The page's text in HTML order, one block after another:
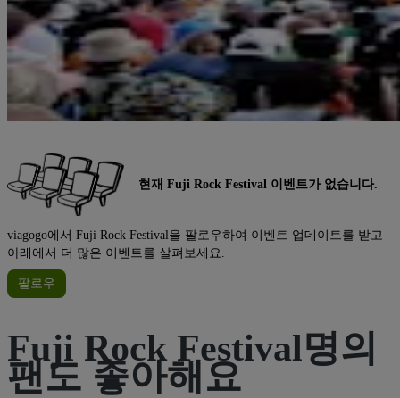
현재 Fuji Rock Festival 이벤트가 없습니다.
viagogo에서 Fuji Rock Festival을 팔로우하여 이벤트 업데이트를 받고
아래에서 더 많은 이벤트를 살펴보세요.
팔로우
Fuji Rock Festival명의
팬도 좋아해요